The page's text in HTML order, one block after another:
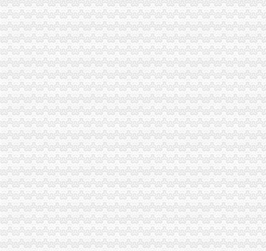
大足县工商局0元注册公司逐步建立食品安全监管长效机制
工商动态
市1元注册公司工商局广告处从源头整治医药广告
武隆县工商局如何一元钱办公司认真开展保持共产党员先进性教育活动
巴南区工商分局大力宣传“红盾护农行动”0元注册公司
高新区工商分局如何一元钱办公司积极开展送温暖活动
永川工商局免费注册公司认真开展户外广告专项整治工作
江津工商局如何一元钱办公司加强队伍执法能力建设
南川工商局一元注册公司流程采取竞争上岗激发队伍活力
渝北区工商分局一元注册公司流程认真组织学习十六届四中全会精神
全市0元注册公司工商系统执法质量考核检查工作正式启动
市局出台有力措施加大对企业知名字号的一元注册公司保护力度
王鸿举:创建服务型政府打造诚信重庆
重庆市工商局机关加强防治“非典”重庆免费注册公司工作
市局组织机关全体干部职工为“非典”0元注册公司一线医护人员捐款献爱心
酉阳局重庆免费注册公司隆重纪念3．15活动。
巫山局重庆免费注册公司3.15活动呈现三大特点
巴南局三结合三细化三加强促“3.15”0元注册公司活动深入开展
周朝东局免费注册公司长做客新华网回答网民提问
垫江局积极构建消费维权“三个平台”如何一元钱办公司